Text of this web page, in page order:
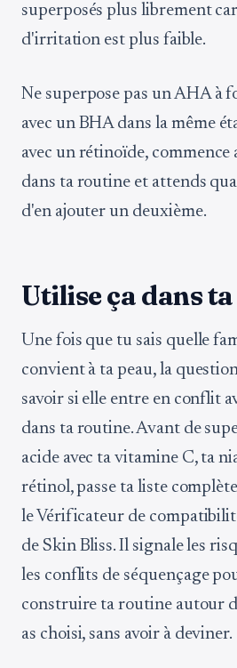
superposés plus librement
d'irritation est plus faible.
Ne superpose pas un AHA à
avec un BHA dans la même
avec un rétinoïde, commence
dans ta routine et attends
d'en ajouter un deuxième.
Utilise ça dans
Une fois que tu sais quelle
convient à ta peau, la
savoir si elle entre en conflit
dans ta routine. Avant de
acide avec ta vitamine C, ta
rétinol, passe ta liste
le Vérificateur de
de Skin Bliss. Il signale les
les conflits de séquençage
construire ta routine autour
as choisi, sans avoir à deviner.